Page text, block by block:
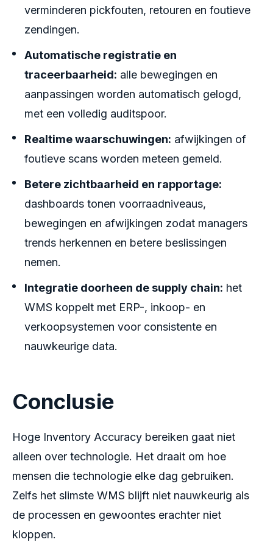
verminderen pickfouten, retouren en foutieve
zendingen.
Automatische registratie en
traceerbaarheid: alle bewegingen en
aanpassingen worden automatisch gelogd,
met een volledig auditspoor.
Realtime waarschuwingen: afwijkingen of
foutieve scans worden meteen gemeld.
Betere zichtbaarheid en rapportage:
dashboards tonen voorraadniveaus,
bewegingen en afwijkingen zodat managers
trends herkennen en betere beslissingen
nemen.
Integratie doorheen de supply chain: het
WMS koppelt met ERP-, inkoop- en
verkoopsystemen voor consistente en
nauwkeurige data.
Conclusie
Hoge Inventory Accuracy bereiken gaat niet
alleen over technologie. Het draait om hoe
mensen die technologie elke dag gebruiken.
Zelfs het slimste WMS blijft niet nauwkeurig als
de processen en gewoontes erachter niet
kloppen.